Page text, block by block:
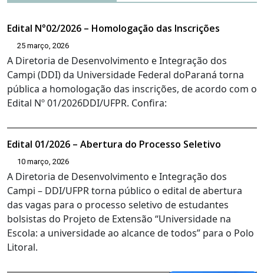
Edital N°02/2026 – Homologação das Inscrições
25 março, 2026
A Diretoria de Desenvolvimento e Integração dos
Campi (DDI) da Universidade Federal doParaná torna
pública a homologação das inscrições, de acordo com o
Edital Nº 01/2026DDI/UFPR. Confira:
Edital 01/2026 – Abertura do Processo Seletivo
10 março, 2026
A Diretoria de Desenvolvimento e Integração dos
Campi – DDI/UFPR torna público o edital de abertura
das vagas para o processo seletivo de estudantes
bolsistas do Projeto de Extensão “Universidade na
Escola: a universidade ao alcance de todos” para o Polo
Litoral.